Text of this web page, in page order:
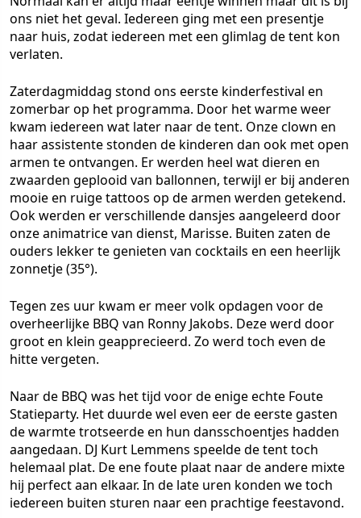
ons niet het geval. Iedereen ging met een presentje
naar huis, zodat iedereen met een glimlag de tent kon
verlaten.
Zaterdagmiddag stond ons eerste kinderfestival en
zomerbar op het programma. Door het warme weer
kwam iedereen wat later naar de tent. Onze clown en
haar assistente stonden de kinderen dan ook met open
armen te ontvangen. Er werden heel wat dieren en
zwaarden geplooid van ballonnen, terwijl er bij anderen
mooie en ruige tattoos op de armen werden getekend.
Ook werden er verschillende dansjes aangeleerd door
onze animatrice van dienst, Marisse. Buiten zaten de
ouders lekker te genieten van cocktails en een heerlijk
zonnetje (35°).
Tegen zes uur kwam er meer volk opdagen voor de
overheerlijke BBQ van Ronny Jakobs. Deze werd door
groot en klein geapprecieerd. Zo werd toch even de
hitte vergeten.
Naar de BBQ was het tijd voor de enige echte Foute
Statieparty. Het duurde wel even eer de eerste gasten
de warmte trotseerde en hun dansschoentjes hadden
aangedaan. DJ Kurt Lemmens speelde de tent toch
helemaal plat. De ene foute plaat naar de andere mixte
hij perfect aan elkaar. In de late uren konden we toch
iedereen buiten sturen naar een prachtige feestavond.